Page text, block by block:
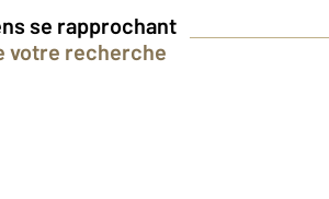
se rapprochant
votre recherche